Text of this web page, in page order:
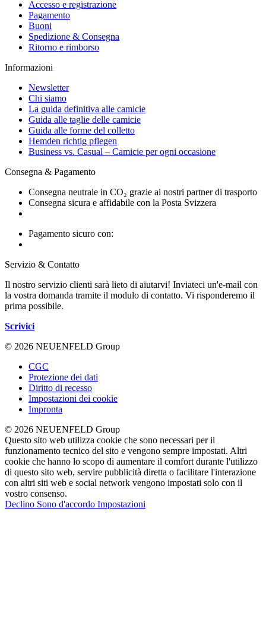
Accesso e registrazione
Pagamento
Buoni
Spedizione & Consegna
Ritorno e rimborso
Informazioni
Newsletter
Chi siamo
La guida definitiva alle camicie
Guida alle taglie delle camicie
Guida alle forme del colletto
Hemden richtig pflegen
Business vs. Casual – Camicie per ogni occasione
Consegna & Pagamento
Consegna neutrale in CO₂ grazie ai nostri partner di trasporto
Consegna sicura e affidabile con la Posta Svizzera
Pagamento sicuro con:
Servizio & Contatto
Il nostro servizio clienti sarà lieto di aiutarvi! Inviateci un'e-mail con
la vostra domanda tramite il modulo di contatto. Vi risponderemo il
prima possibile.
Scrivici
© 2026 NEUENFELD Group
CGC
Protezione dei dati
Diritto di recesso
Impostazioni dei cookie
Impronta
© 2026 NEUENFELD Group
Questo sito web utilizza cookie che sono necessari per il
funzionamento tecnico del sito e vengono sempre impostati. Altri
cookie che hanno lo scopo di aumentare il comfort durante l'utilizzo
di questo sito web, servire pubblicità diretta o facilitare l'interazione
con altri siti web e social network vengono impostati solo con il
vostro consenso.
Declino Sono d'accordo Impostazioni